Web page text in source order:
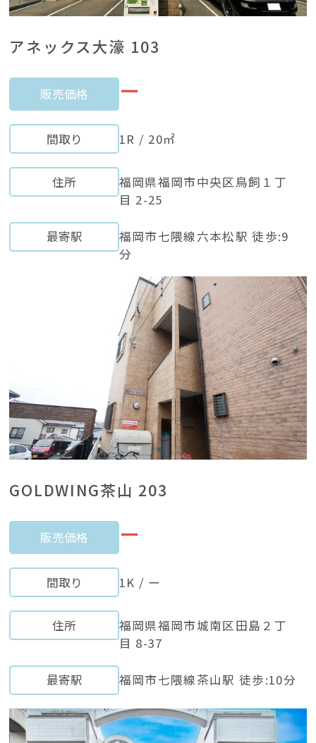
アネックス大濠 103
販売価格 ー
間取り 1R / 20㎡
住所
福岡県福岡市中央区鳥飼１丁
目 2-25
最寄駅
福岡市七隈線六本松駅 徒歩:9
分
GOLDWING茶山 203
販売価格 ー
間取り 1K / ー
住所
福岡県福岡市城南区田島２丁
目 8-37
最寄駅 福岡市七隈線茶山駅 徒歩:10分